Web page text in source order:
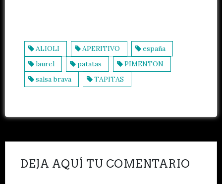
ALIOLI APERITIVO
españa
laurel
patatas
PIMENTON
salsa brava
TAPITAS
DEJA AQUÍ TU COMENTARIO